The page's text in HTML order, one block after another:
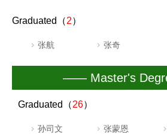
Graduated（2）
张航 张奇
—— Master's
Graduated（26）
孙司文 张蒙恩